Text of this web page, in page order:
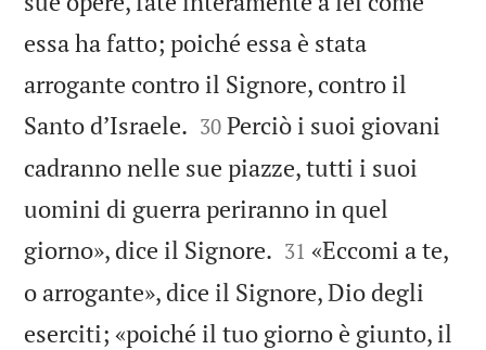
essa ha fatto; poiché essa è stata
arrogante contro il Signore, contro il
Santo d’Israele. 

30 Perciò i suoi giovani
cadranno nelle sue piazze, tutti i suoi
uomini di guerra periranno in quel
giorno», dice il Signore. 

31 «Eccomi a te,
o arrogante», dice il Signore, Dio degli
eserciti; «poiché il tuo giorno è giunto, il